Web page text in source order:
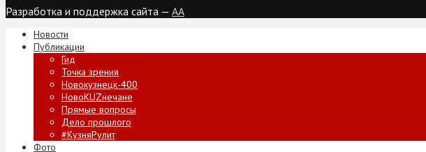
Разработка и поддержка сайта — AA
Новости
Публикации
Гид
Точка зрения
Новокузнецк-400
НовоKUZнечане
Прямые вопросы
Дело прошлого
#КузняРулит
Фото